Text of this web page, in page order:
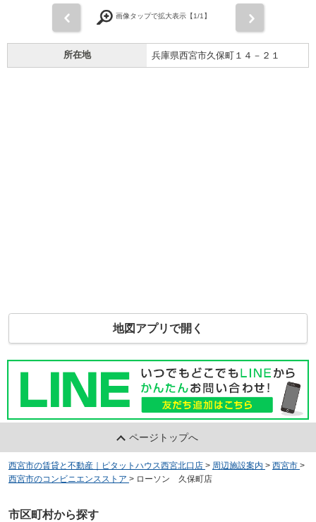
画像タップで拡大表示【1/1】
所在地 兵庫県西宮市久保町１４－２１
地図アプリで開く
ページトップへ
西宮市の賃貸と不動産｜ピタットハウス西宮北口店 > 周辺施設案内 > 西宮市 >
西宮市のコンビニエンスストア > ローソン 久保町店
市区町村から探す